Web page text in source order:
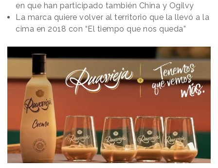
en que han participado también China y Ogilvy
La marca quiere volver al territorio que la llevó a la
cima en 2018 con “El tiempo que nos queda”